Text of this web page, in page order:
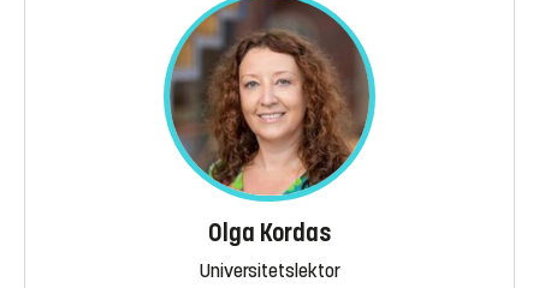
Olga Kordas
Universitetslektor